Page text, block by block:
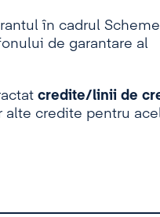
în cadrul
de garantare al
credite/linii de
alte credite pentru